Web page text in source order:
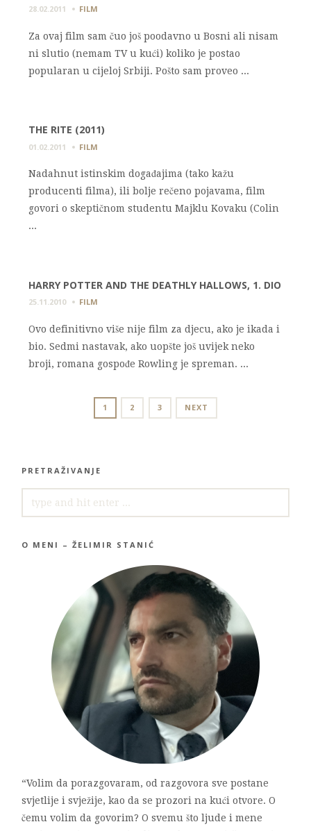
28.02.2011 FILM
Za ovaj film sam čuo još poodavno u Bosni ali nisam
ni slutio (nemam TV u kući) koliko je postao
popularan u cijeloj Srbiji. Pošto sam proveo ...
THE RITE (2011)
01.02.2011 FILM
Nadahnut istinskim događajima (tako kažu
producenti filma), ili bolje rečeno pojavama, film
govori o skeptičnom studentu Majklu Kovaku (Colin
...
HARRY POTTER AND THE DEATHLY HALLOWS, 1. DIO
25.11.2010 FILM
Ovo definitivno više nije film za djecu, ako je ikada i
bio. Sedmi nastavak, ako uopšte još uvijek neko
broji, romana gospođe Rowling je spreman. ...
NAVIGATION
PAGE
1 PAGE
2 PAGE
3 NEXT
PRETRAŽIVANJE
FOR:
O MENI – ŽELIMIR STANIĆ
“Volim da porazgovaram, od razgovora sve postane
svjetlije i svježije, kao da se prozori na kući otvore. O
čemu volim da govorim? O svemu što ljude i mene